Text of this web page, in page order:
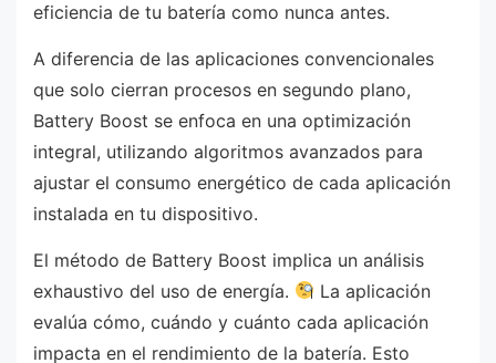
eficiencia de tu batería como nunca antes.
A diferencia de las aplicaciones convencionales
que solo cierran procesos en segundo plano,
Battery Boost se enfoca en una optimización
integral, utilizando algoritmos avanzados para
ajustar el consumo energético de cada aplicación
instalada en tu dispositivo.
El método de Battery Boost implica un análisis
exhaustivo del uso de energía.
La aplicación
evalúa cómo, cuándo y cuánto cada aplicación
impacta en el rendimiento de la batería. Esto